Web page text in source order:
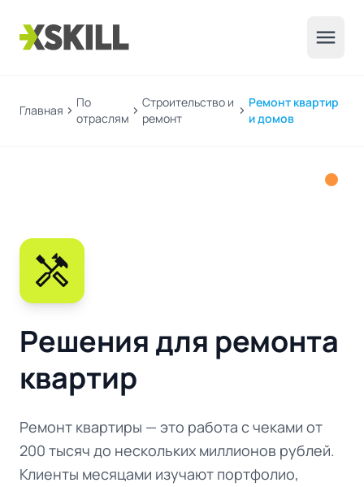
menu
Главная chevron_right
По
отраслям chevron_right
Строительство и
ремонт
chevron_right
Ремонт квартир
и домов
handyman
Решения для ремонта
квартир
Ремонт квартиры — это работа с чеками от
200 тысяч до нескольких миллионов рублей.
Клиенты месяцами изучают портфолио,